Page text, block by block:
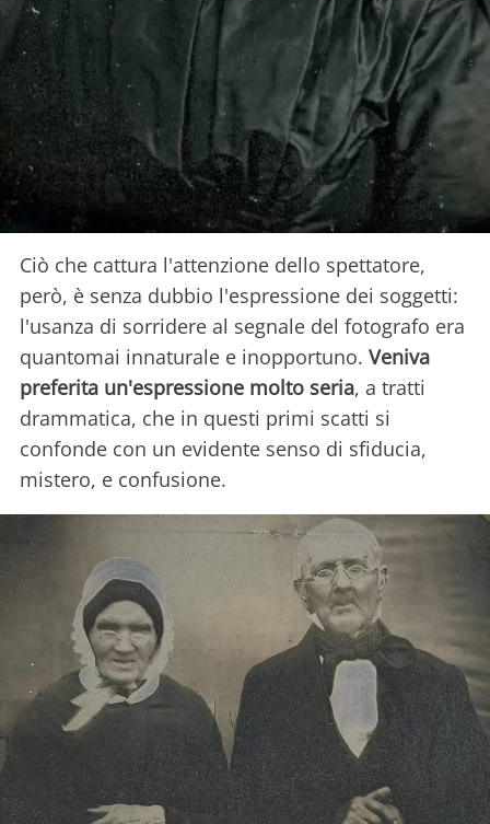
Ciò che cattura l'attenzione dello spettatore,
però, è senza dubbio l'espressione dei soggetti:
l'usanza di sorridere al segnale del fotografo era
quantomai innaturale e inopportuno. Veniva
preferita un'espressione molto seria, a tratti
drammatica, che in questi primi scatti si
confonde con un evidente senso di sfiducia,
mistero, e confusione.